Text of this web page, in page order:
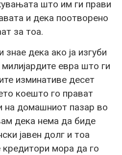
што им ги прави
и дека поотворено
за тоа.
дека ако ја изгуби
евра што ги
изминативе десет
коешто го прават
на домашниот пазар во
дека нема да биде
јавен долг и тоа
мора да го